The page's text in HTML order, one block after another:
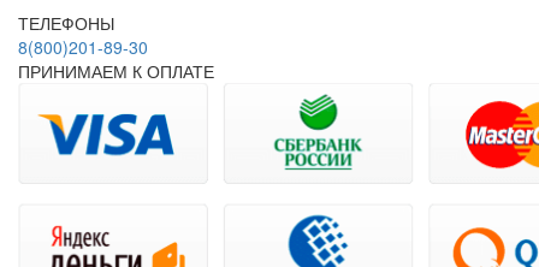
ТЕЛЕФОНЫ
8(800)201-89-30
ПРИНИМАЕМ К ОПЛАТЕ